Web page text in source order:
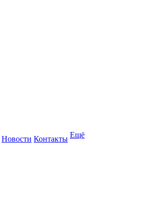
Новости Контакты Ещё